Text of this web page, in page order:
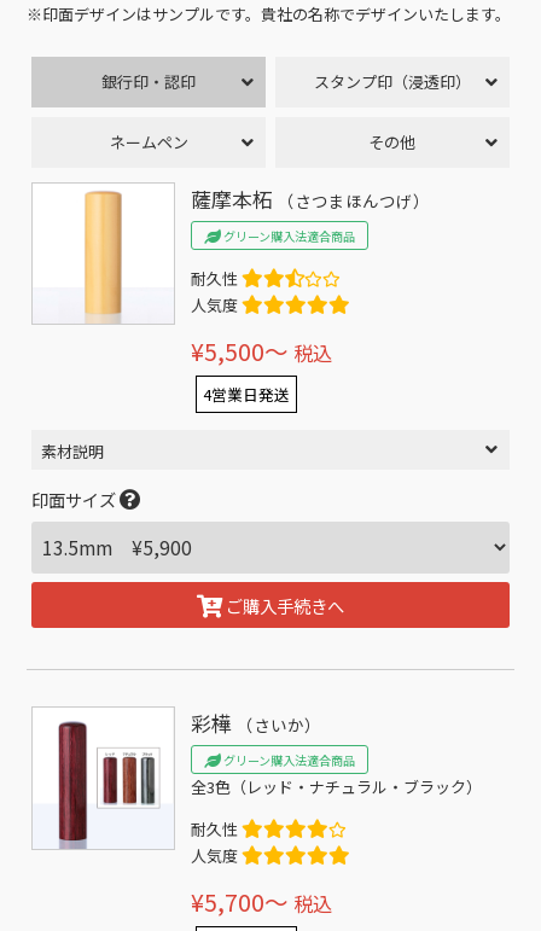
※印面デザインはサンプルです。貴社の名称でデザインいたします。
銀行印・認印 スタンプ印（浸透印）
ネームペン その他
薩摩本柘 （さつまほんつげ）
グリーン購入法適合商品
耐久性
人気度
¥5,500〜 税込
4営業日発送
素材説明
印面サイズ
ご購入手続きへ
彩樺 （さいか）
グリーン購入法適合商品
全3色（レッド・ナチュラル・ブラック）
耐久性
人気度
¥5,700〜 税込